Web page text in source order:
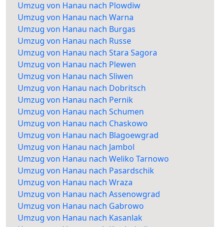
Umzug von Hanau nach Plowdiw
Umzug von Hanau nach Warna
Umzug von Hanau nach Burgas
Umzug von Hanau nach Russe
Umzug von Hanau nach Stara Sagora
Umzug von Hanau nach Plewen
Umzug von Hanau nach Sliwen
Umzug von Hanau nach Dobritsch
Umzug von Hanau nach Pernik
Umzug von Hanau nach Schumen
Umzug von Hanau nach Chaskowo
Umzug von Hanau nach Blagoewgrad
Umzug von Hanau nach Jambol
Umzug von Hanau nach Weliko Tarnowo
Umzug von Hanau nach Pasardschik
Umzug von Hanau nach Wraza
Umzug von Hanau nach Assenowgrad
Umzug von Hanau nach Gabrowo
Umzug von Hanau nach Kasanlak